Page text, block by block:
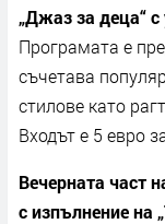
„Джаз за деца“ с
Програмата е
съчетава
стилове като
Входът е 5 евро
Вечерната част
с изпълнение на